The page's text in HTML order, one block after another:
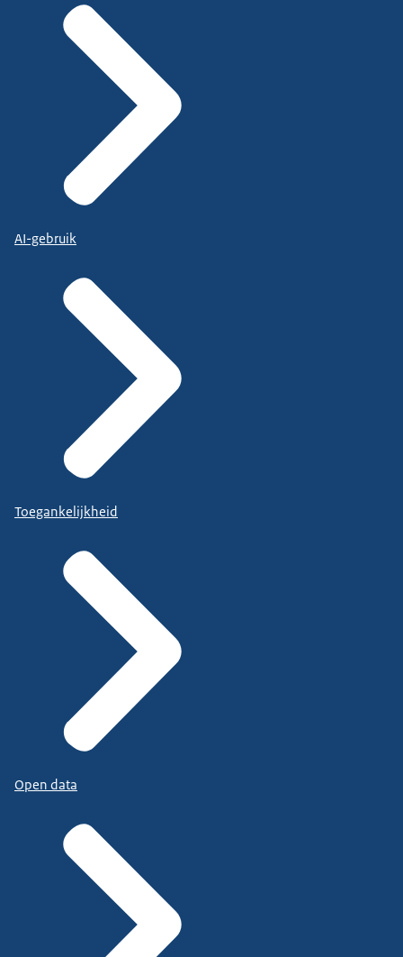
AI-gebruik
Toegankelijkheid
Open data